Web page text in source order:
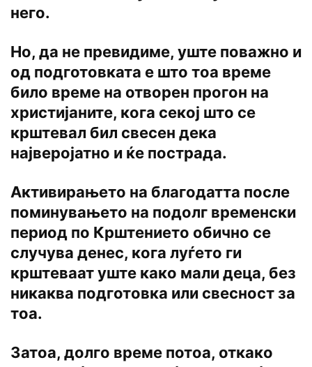
него.
Но, да не превидиме, уште поважно и
од подготовката е што тоа време
било време на отворен прогон на
христијаните, кога секој што се
крштевал бил свесен дека
најверојатно и ќе пострада.
Активирањето на благодатта после
поминувањето на подолг временски
период по Крштението обично се
случува денес, кога луѓето ги
крштеваат уште како мали деца, без
никаква подготовка или свесност за
тоа.
Затоа, долго време потоа, откако